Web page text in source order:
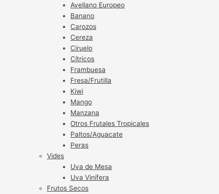
Avellano Europeo
Banano
Carozos
Cereza
Ciruelo
Cítricos
Frambuesa
Fresa/Frutilla
Kiwi
Mango
Manzana
Otros Frutales Tropicales
Paltos/Aguacate
Peras
Vides
Uva de Mesa
Uva Vinífera
Frutos Secos